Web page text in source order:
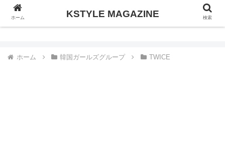
KSTYLE MAGAZINE
ホーム 韓国ガールズグループ TWICE
ホーム KSTYLE MAGAZINE 検索